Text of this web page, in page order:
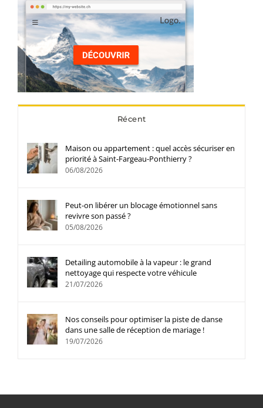
Récent
Maison ou appartement : quel accès sécuriser en
priorité à Saint-Fargeau-Ponthierry ?
06/08/2026
Peut-on libérer un blocage émotionnel sans
revivre son passé ?
05/08/2026
Detailing automobile à la vapeur : le grand
nettoyage qui respecte votre véhicule
21/07/2026
Nos conseils pour optimiser la piste de danse
dans une salle de réception de mariage !
19/07/2026